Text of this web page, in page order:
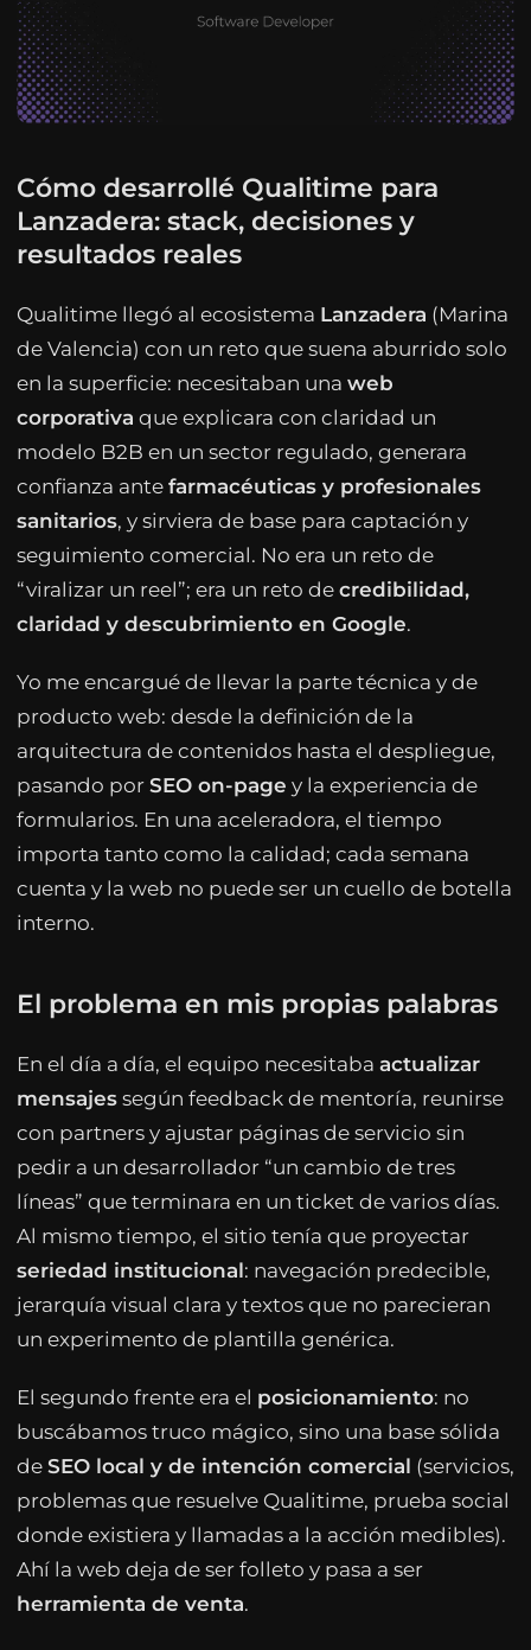
Cómo desarrollé Qualitime para
Lanzadera: stack, decisiones y
resultados reales
Qualitime llegó al ecosistema Lanzadera (Marina
de Valencia) con un reto que suena aburrido solo
en la superficie: necesitaban una web
corporativa que explicara con claridad un
modelo B2B en un sector regulado, generara
confianza ante farmacéuticas y profesionales
sanitarios, y sirviera de base para captación y
seguimiento comercial. No era un reto de
“viralizar un reel”; era un reto de credibilidad,
claridad y descubrimiento en Google.
Yo me encargué de llevar la parte técnica y de
producto web: desde la definición de la
arquitectura de contenidos hasta el despliegue,
pasando por SEO on-page y la experiencia de
formularios. En una aceleradora, el tiempo
importa tanto como la calidad; cada semana
cuenta y la web no puede ser un cuello de botella
interno.
El problema en mis propias palabras
En el día a día, el equipo necesitaba actualizar
mensajessegún feedback de mentoría, reunirse
con partners y ajustar páginas de servicio sin
pedir a un desarrollador “un cambio de tres
líneas” que terminara en un ticket de varios días.
Al mismo tiempo, el sitio tenía que proyectar
seriedad institucional: navegación predecible,
jerarquía visual clara y textos que no parecieran
un experimento de plantilla genérica.
El segundo frente era el posicionamiento: no
buscábamos truco mágico, sino una base sólida
de SEO local y de intención comercial (servicios,
problemas que resuelve Qualitime, prueba social
donde existiera y llamadas a la acción medibles).
Ahí la web deja de ser folleto y pasa a ser
herramienta de venta.